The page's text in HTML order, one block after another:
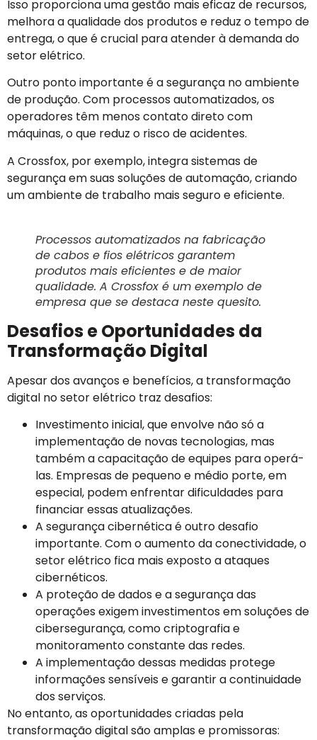
Isso proporciona uma gestão mais eficaz de recursos,
melhora a qualidade dos produtos e reduz o tempo de
entrega, o que é crucial para atender à demanda do
setor elétrico.
Outro ponto importante é a segurança no ambiente
de produção. Com processos automatizados, os
operadores têm menos contato direto com
máquinas, o que reduz o risco de acidentes.
A Crossfox, por exemplo, integra sistemas de
segurança em suas soluções de automação, criando
um ambiente de trabalho mais seguro e eficiente.
Processos automatizados na fabricação
de cabos e fios elétricos garantem
produtos mais eficientes e de maior
qualidade. A Crossfox é um exemplo de
empresa que se destaca neste quesito.
Desafios e Oportunidades da
Transformação Digital
Apesar dos avanços e benefícios, a transformação
digital no setor elétrico traz desafios:
Investimento inicial, que envolve não só a
implementação de novas tecnologias, mas
também a capacitação de equipes para operá-
las. Empresas de pequeno e médio porte, em
especial, podem enfrentar dificuldades para
financiar essas atualizações.
A segurança cibernética é outro desafio
importante. Com o aumento da conectividade, o
setor elétrico fica mais exposto a ataques
cibernéticos.
A proteção de dados e a segurança das
operações exigem investimentos em soluções de
cibersegurança, como criptografia e
monitoramento constante das redes.
A implementação dessas medidas protege
informações sensíveis e garantir a continuidade
dos serviços.
No entanto, as oportunidades criadas pela
transformação digital são amplas e promissoras: